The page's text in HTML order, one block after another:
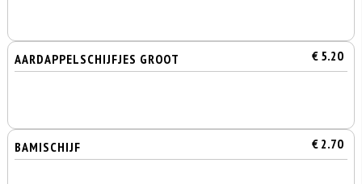
AARDAPPELSCHIJFJES GROOT € 5.20
BAMISCHIJF € 2.70